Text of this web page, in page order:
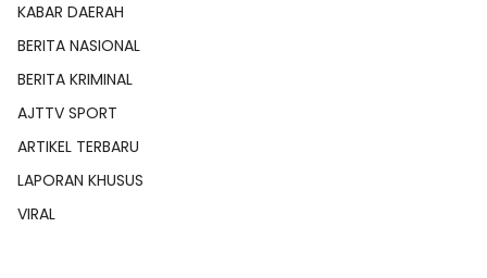
KABAR DAERAH
BERITA NASIONAL
BERITA KRIMINAL
AJTTV SPORT
ARTIKEL TERBARU
LAPORAN KHUSUS
VIRAL